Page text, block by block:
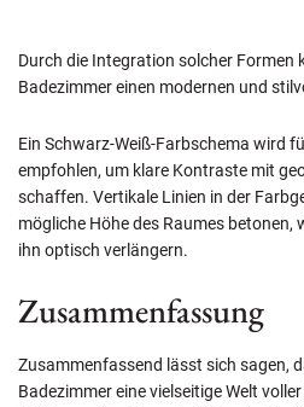
Durch die Integration solcher Formen
Badezimmer einen modernen und
Ein Schwarz-Weiß-Farbschema wird
empfohlen, um klare Kontraste mit
schaffen. Vertikale Linien in der
mögliche Höhe des Raumes betonen,
ihn optisch verlängern.
Zusammenfassung
Zusammenfassend lässt sich sagen,
Badezimmer eine vielseitige Welt